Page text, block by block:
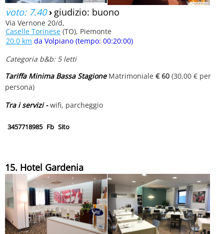
voto: 7.40› giudizio: buono
Via Vernone 20/d,
Caselle Torinese (TO), Piemonte
20.0 km da Volpiano (tempo: 00:20:00)
Categoria b&b: 5 letti
Tariffa Minima Bassa StagioneMatrimoniale € 60 (30.00 € per
persona)
Tra i servizi -wifi, parcheggio
3457718985 Fb Sito
15. Hotel Gardenia